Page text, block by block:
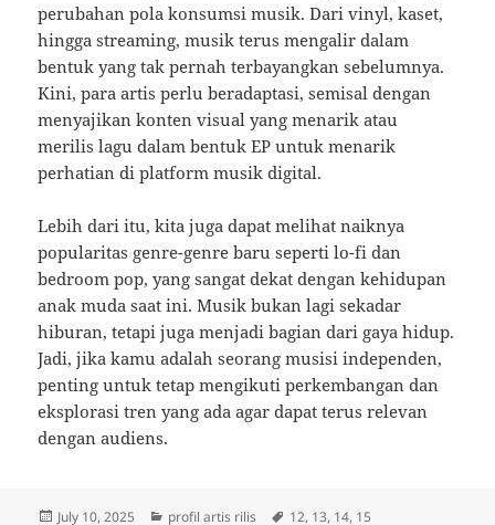
perubahan pola konsumsi musik. Dari vinyl, kaset,
hingga streaming, musik terus mengalir dalam
bentuk yang tak pernah terbayangkan sebelumnya.
Kini, para artis perlu beradaptasi, semisal dengan
menyajikan konten visual yang menarik atau
merilis lagu dalam bentuk EP untuk menarik
perhatian di platform musik digital.
Lebih dari itu, kita juga dapat melihat naiknya
popularitas genre-genre baru seperti lo-fi dan
bedroom pop, yang sangat dekat dengan kehidupan
anak muda saat ini. Musik bukan lagi sekadar
hiburan, tetapi juga menjadi bagian dari gaya hidup.
Jadi, jika kamu adalah seorang musisi independen,
penting untuk tetap mengikuti perkembangan dan
eksplorasi tren yang ada agar dapat terus relevan
dengan audiens.
Posted
July 10, 2025 Categories
profil artis rilis Tags
12, 13, 14, 15